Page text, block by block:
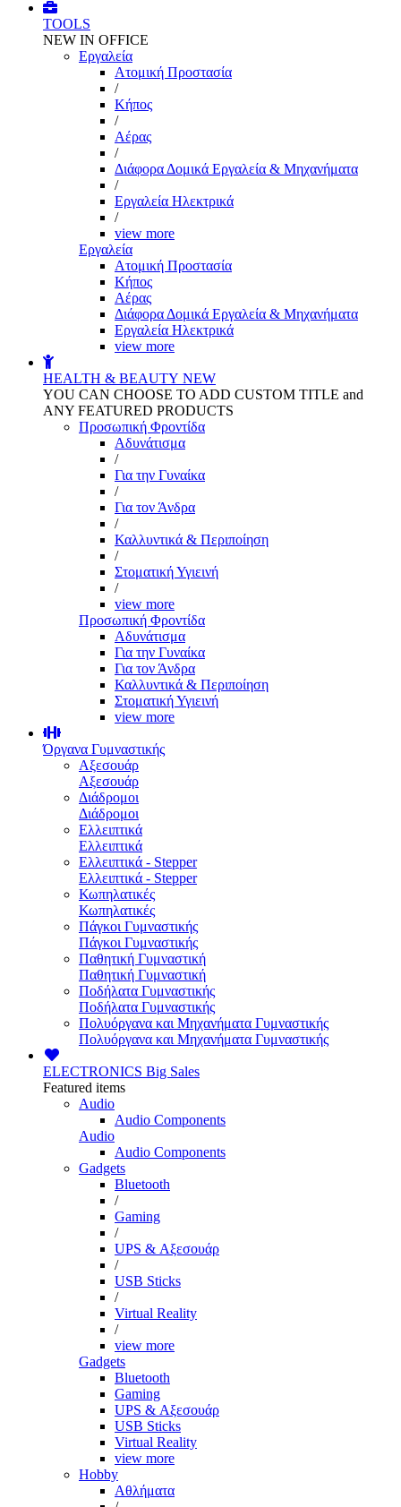
TOOLS
NEW IN OFFICE
Εργαλεία
Aτομική Προστασία
/
Kήπος
/
Αέρας
/
Διάφορα Δομικά Εργαλεία & Μηχανήματα
/
Εργαλεία Ηλεκτρικά
/
view more
Εργαλεία
Aτομική Προστασία
Kήπος
Αέρας
Διάφορα Δομικά Εργαλεία & Μηχανήματα
Εργαλεία Ηλεκτρικά
view more
HEALTH & BEAUTY NEW
YOU CAN CHOOSE TO ADD CUSTOM TITLE and
ANY FEATURED PRODUCTS
Προσωπική Φροντίδα
Αδυνάτισμα
/
Για την Γυναίκα
/
Για τον Άνδρα
/
Καλλυντικά & Περιποίηση
/
Στοματική Υγιεινή
/
view more
Προσωπική Φροντίδα
Αδυνάτισμα
Για την Γυναίκα
Για τον Άνδρα
Καλλυντικά & Περιποίηση
Στοματική Υγιεινή
view more
Όργανα Γυμναστικής
Αξεσουάρ
Αξεσουάρ
Διάδρομοι
Διάδρομοι
Ελλειπτικά
Ελλειπτικά
Ελλειπτικά - Stepper
Ελλειπτικά - Stepper
Κωπηλατικές
Κωπηλατικές
Πάγκοι Γυμναστικής
Πάγκοι Γυμναστικής
Παθητική Γυμναστική
Παθητική Γυμναστική
Ποδήλατα Γυμναστικής
Ποδήλατα Γυμναστικής
Πολυόργανα και Μηχανήματα Γυμναστικής
Πολυόργανα και Μηχανήματα Γυμναστικής
ELECTRONICS Big Sales
Featured items
Audio
Audio Components
Audio
Audio Components
Gadgets
Bluetooth
/
Gaming
/
UPS & Αξεσουάρ
/
USB Sticks
/
Virtual Reality
/
view more
Gadgets
Bluetooth
Gaming
UPS & Αξεσουάρ
USB Sticks
Virtual Reality
view more
Hobby
Αθλήματα